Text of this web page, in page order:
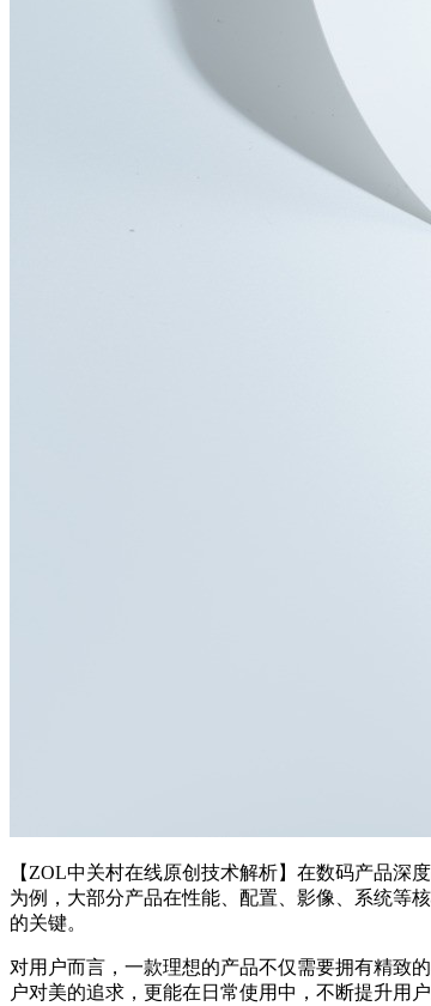
【ZOL中关村在线原创技术解析】在数码产品深
为例，大部分产品在性能、配置、影像、系统等
的关键。
对用户而言，一款理想的产品不仅需要拥有精致
户对美的追求，更能在日常使用中，不断提升用